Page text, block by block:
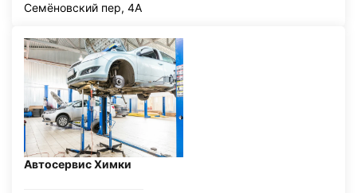
Семёновский пер, 4А
Автосервис Химки